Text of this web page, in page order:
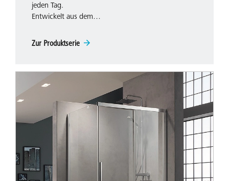
jeden Tag.
Entwickelt aus dem…
Zur Produktserie